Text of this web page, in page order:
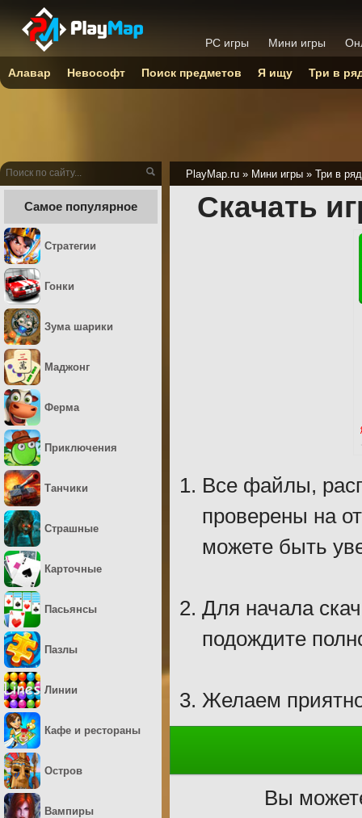
PlayMap.ru » Мини игры » Три в ряд
Скачать
Все файлы,
проверены на
можете быть
Для начала
подождите
Желаем
Вы
Самое популярное
Стратегии
Гонки
Зума шарики
Маджонг
Ферма
Приключения
Танчики
Страшные
Карточные
Пасьянсы
Пазлы
Линии
Кафе и рестораны
Остров
Вампиры
PC игры Мини игры
Алавар Невософт Поиск предметов Я ищу Три в